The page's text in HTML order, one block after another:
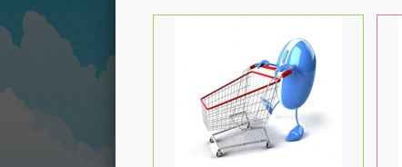
шарах
воздушными шарами
Доставка по г.
Минску и РБ
Реклама на больших
шарах